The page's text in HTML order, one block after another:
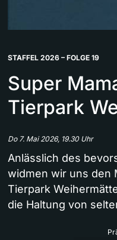
STAFFEL 2026 – FOLGE 19
Super
Tierpark
Do 7. Mai 2026, 19.30 Uhr
Anlässlich des
widmen wir uns den
Tierpark
die Haltung von